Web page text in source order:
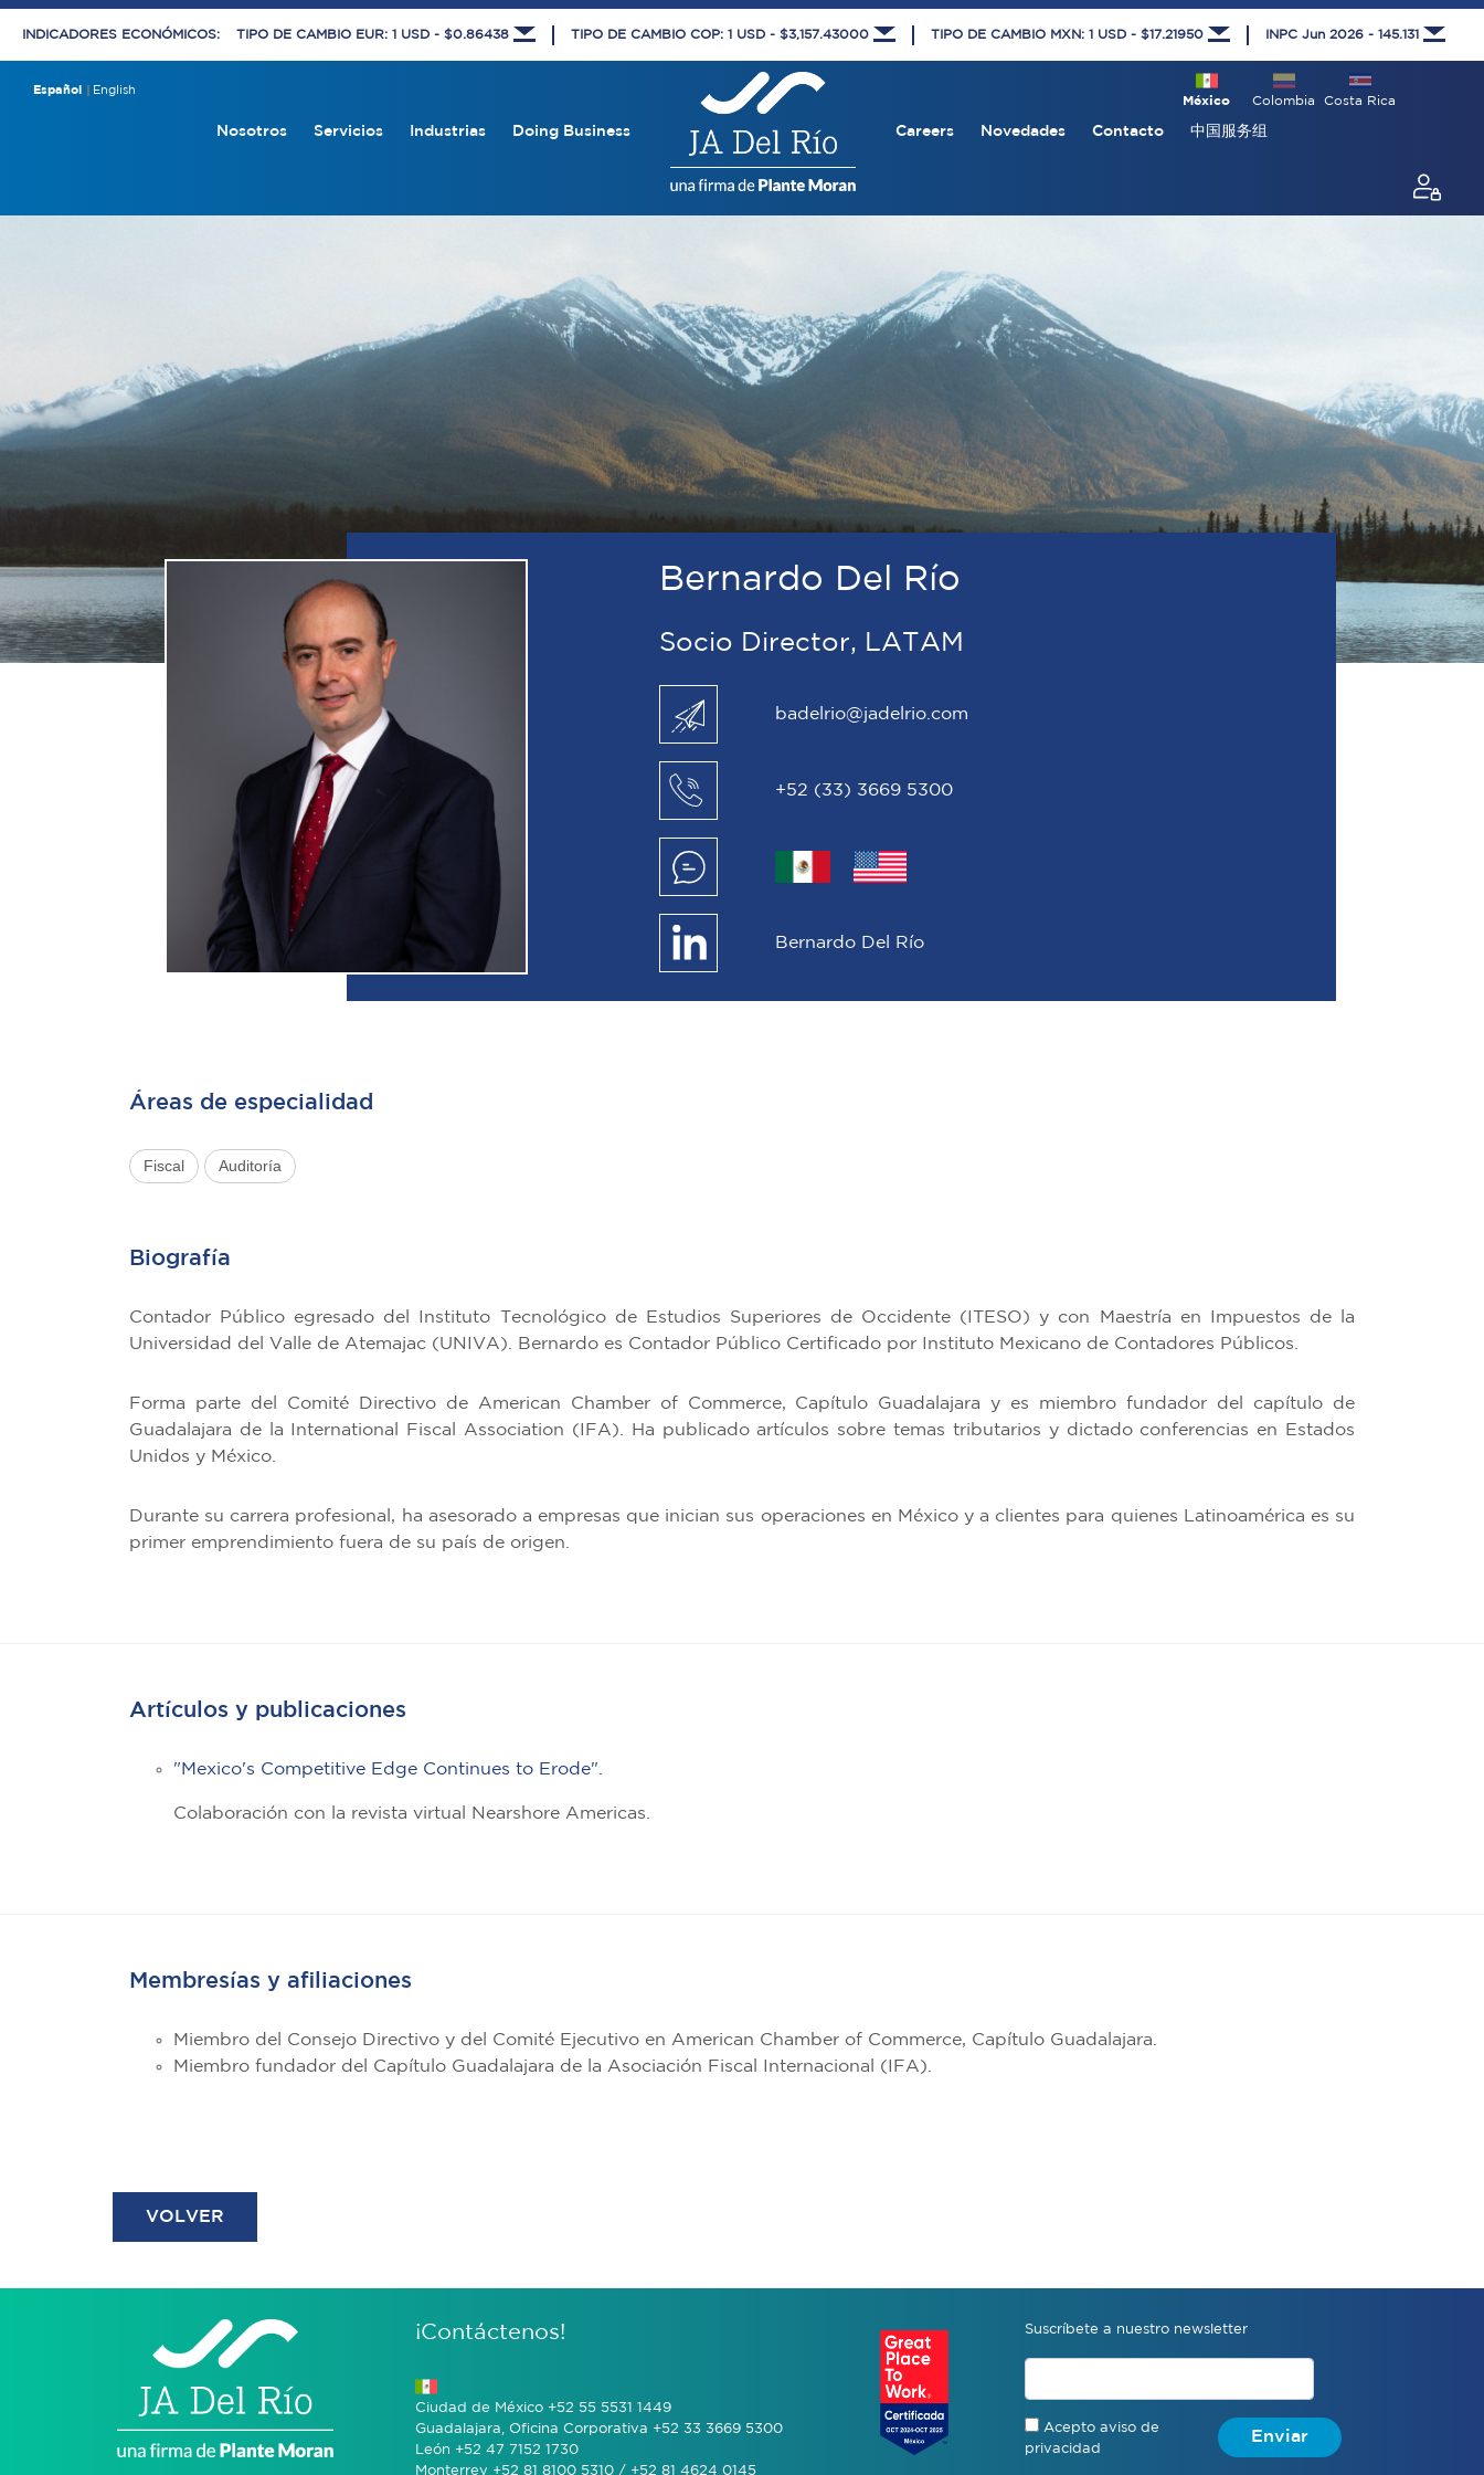
INDICADORES ECONÓMICOS: TIPO DE CAMBIO EUR: 1 USD - $0.86438 TIPO DE CAMBIO COP: 1 USD - $3,157.43000 TIPO DE CAMBIO MXN: 1 USD - $17.21950 INPC Jun 2026 - 145.131
Español English
Costa Rica
Colombia
México
Nosotros Servicios Industrias Doing Business Careers Novedades Contacto 中国服务组
Bernardo Del Río
Socio Director, LATAM
badelrio@jadelrio.com
+52 (33) 3669 5300
Bernardo Del Río
Áreas de especialidad
Fiscal Auditoría
Biografía
Contador Público egresado del Instituto Tecnológico de Estudios Superiores de Occidente (ITESO) y con Maestría en Impuestos de la
Universidad del Valle de Atemajac (UNIVA). Bernardo es Contador Público Certificado por Instituto Mexicano de Contadores Públicos.
Forma parte del Comité Directivo de American Chamber of Commerce, Capítulo Guadalajara y es miembro fundador del capítulo de
Guadalajara de la International Fiscal Association (IFA). Ha publicado artículos sobre temas tributarios y dictado conferencias en Estados
Unidos y México.
Durante su carrera profesional, ha asesorado a empresas que inician sus operaciones en México y a clientes para quienes Latinoamérica es su
primer emprendimiento fuera de su país de origen.
Artículos y publicaciones
"Mexico's Competitive Edge Continues to Erode".
Colaboración con la revista virtual Nearshore Americas.
Membresías y afiliaciones
Miembro del Consejo Directivo y del Comité Ejecutivo en American Chamber of Commerce, Capítulo Guadalajara.
Miembro fundador del Capítulo Guadalajara de la Asociación Fiscal Internacional (IFA).
VOLVER
¡Contáctenos!
Ciudad de México +52 55 5531 1449
Guadalajara, Oficina Corporativa +52 33 3669 5300
León +52 47 7152 1730
Monterrey +52 81 8100 5310 / +52 81 4624 0145
Suscríbete a nuestro newsletter
Acepto aviso de
privacidad
Enviar